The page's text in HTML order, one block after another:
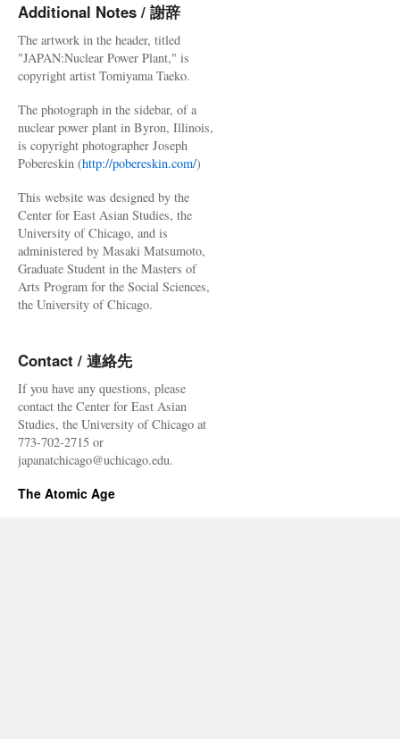
Additional Notes / 謝辞
The artwork in the header, titled
"JAPAN:Nuclear Power Plant," is
copyright artist Tomiyama Taeko.
The photograph in the sidebar, of a
nuclear power plant in Byron, Illinois,
is copyright photographer Joseph
Pobereskin (http://pobereskin.com/)
This website was designed by the
Center for East Asian Studies, the
University of Chicago, and is
administered by Masaki Matsumoto,
Graduate Student in the Masters of
Arts Program for the Social Sciences,
the University of Chicago.
Contact / 連絡先
If you have any questions, please
contact the Center for East Asian
Studies, the University of Chicago at
773-702-2715 or
japanatchicago@uchicago.edu.
The Atomic Age